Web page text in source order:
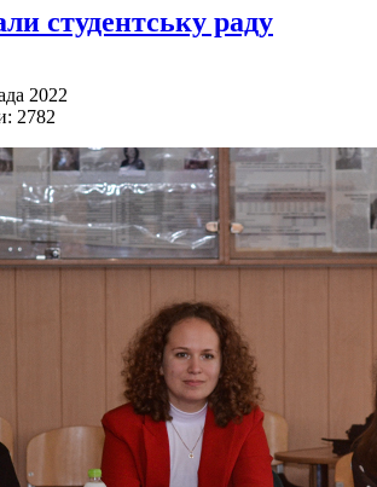
студентську раду
2022
2782